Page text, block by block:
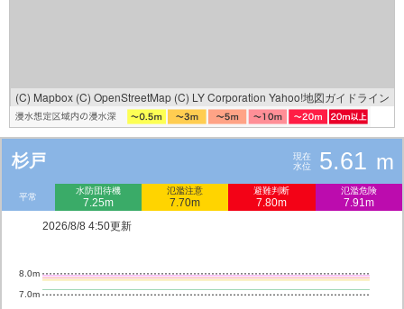
(C) Mapbox (C) OpenStreetMap (C) LY Corporation Yahoo!地図ガイドライン
杉戸
現在
水位
5.61 m
平常
水防団待機
7.25m
氾濫注意
7.70m
避難判断
7.80m
氾濫危険
7.91m
2026/8/8 4:50更新
7.0m
8.0m